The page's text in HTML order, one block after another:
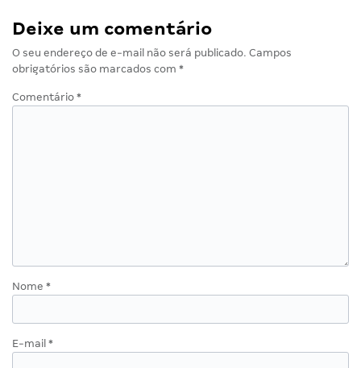
Deixe um comentário
O seu endereço de e-mail não será publicado. Campos
obrigatórios são marcados com *
Comentário *
Nome *
E-mail *